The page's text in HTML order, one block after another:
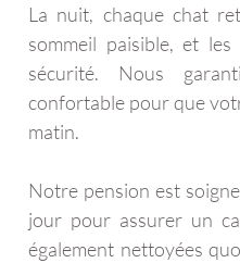
La nuit, chaque chat
sommeil paisible, et
sécurité. Nous
confortable pour que
matin.​
Notre pension est
jour pour assurer un
également nettoyées